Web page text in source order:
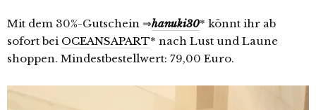
Mit dem 30%-Gutschein ⇒hanuki30* könnt ihr ab
sofort bei OCEANSAPART* nach Lust und Laune
shoppen. Mindestbestellwert: 79,00 Euro.